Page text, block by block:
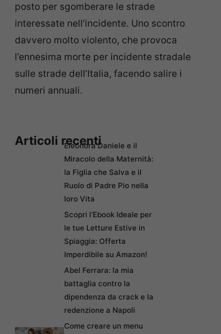
posto per sgomberare le strade
interessate nell’incidente. Uno scontro
davvero molto violento, che provoca
l’ennesima morte per incidente stradale
sulle strade dell’Italia, facendo salire i
numeri annuali.
Articoli recentiEleonora Daniele e il
Miracolo della Maternità:
la Figlia che Salva e il
Ruolo di Padre Pio nella
loro Vita
Scopri l’Ebook Ideale per
le tue Letture Estive in
Spiaggia: Offerta
Imperdibile su Amazon!
Abel Ferrara: la mia
battaglia contro la
dipendenza da crack e la
redenzione a Napoli
Come creare un menu